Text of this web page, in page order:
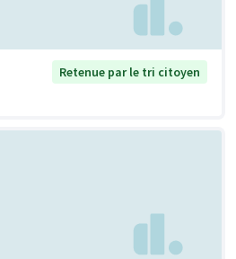
Retenue par le tri citoyen